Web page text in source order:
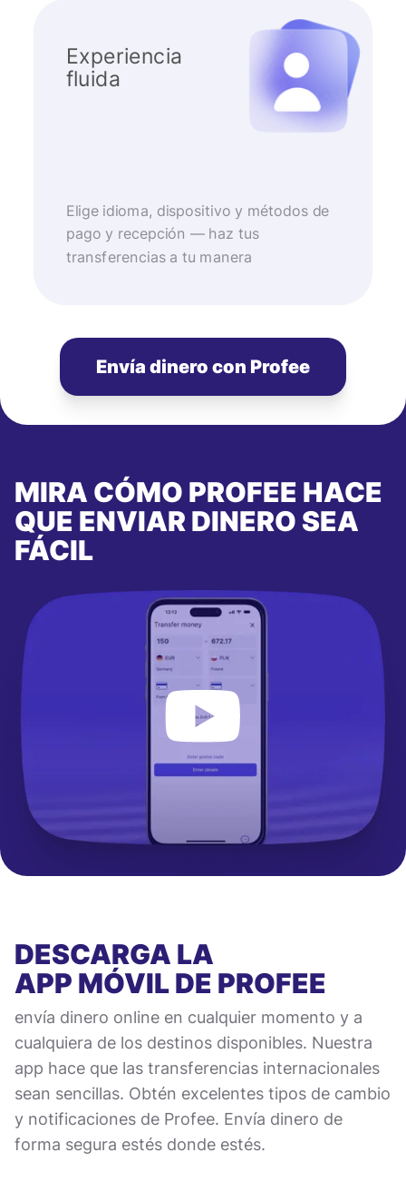
Experiencia
fluida
Elige idioma, dispositivo y métodos de
pago y recepción — haz tus
transferencias a tu manera
Envía dinero con Profee
MIRA CÓMO PROFEE HACE
QUE ENVIAR DINERO SEA
FÁCIL
DESCARGA LA
APP MÓVILDE PROFEE
envía dinero online en cualquier momento y a
cualquiera de los destinos disponibles. Nuestra
app hace que las transferencias internacionales
sean sencillas. Obtén excelentes tipos de cambio
y notificaciones de Profee. Envía dinero de
forma segura estés donde estés.